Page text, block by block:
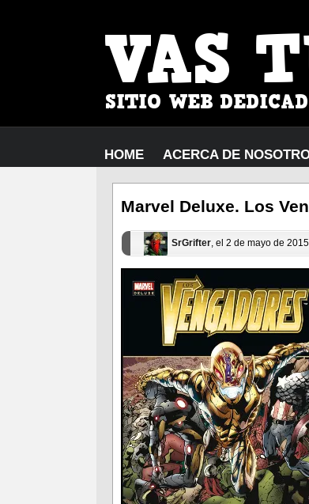
HOME ACERCA DE
Marvel Deluxe. Los
SrGrifter, el 2 de mayo de